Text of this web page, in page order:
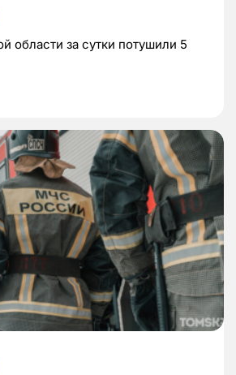
области за сутки потушили 5